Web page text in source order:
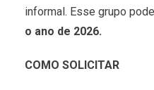
informal. Esse grupo
o ano de 2026.
COMO SOLICITAR